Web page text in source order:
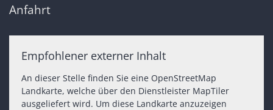
Anfahrt
Empfohlener externer Inhalt
An dieser Stelle finden Sie eine OpenStreetMap
Landkarte, welche über den Dienstleister MapTiler
ausgeliefert wird. Um diese Landkarte anzuzeigen